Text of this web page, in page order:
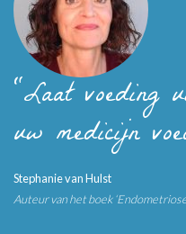
"Laat voeding
uw medicijn
Stephanie van Hulst
Auteur van het boek